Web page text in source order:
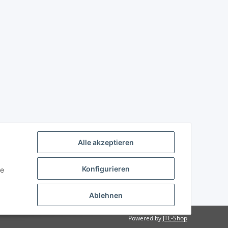
Alle akzeptieren
Konfigurieren
Ablehnen
Powered by JTL-Shop